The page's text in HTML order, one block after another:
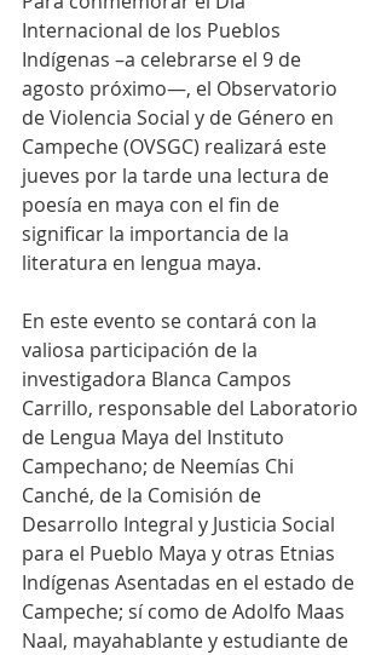
Internacional de los Pueblos
Indígenas –a celebrarse el 9 de
agosto próximo—, el Observatorio
de Violencia Social y de Género en
Campeche (OVSGC) realizará este
jueves por la tarde una lectura de
poesía en maya con el fin de
significar la importancia de la
literatura en lengua maya.
En este evento se contará con la
valiosa participación de la
investigadora Blanca Campos
Carrillo, responsable del Laboratorio
de Lengua Maya del Instituto
Campechano; de Neemías Chi
Canché, de la Comisión de
Desarrollo Integral y Justicia Social
para el Pueblo Maya y otras Etnias
Indígenas Asentadas en el estado de
Campeche; sí como de Adolfo Maas
Naal, mayahablante y estudiante de